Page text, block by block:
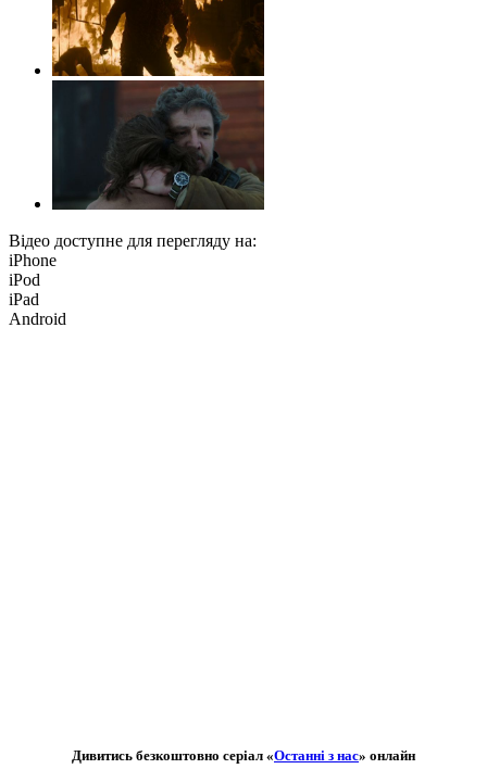
Відео доступне для перегляду на:
iPhone
iPod
iPad
Android
Дивитись безкоштовно серіал «Останні з нас» онлайн